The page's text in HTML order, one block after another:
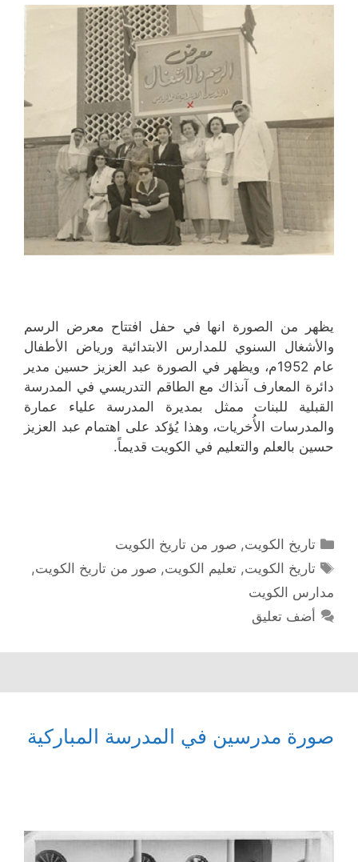
يظهر من الصورة انها في حفل افتتاح معرض الرسم
والأشغال السنوي للمدارس الابتدائية ورياض الأطفال
عام 1952م، ويظهر في الصورة عبد العزيز حسين مدير
دائرة المعارف آنذاك مع الطاقم التدريسي في المدرسة
القبلية للبنات ممثل بمديرة المدرسة علياء عمارة
والمدرسات الأُخريات، وهذا يُؤكد على اهتمام عبد العزيز
حسين بالعلم والتعليم في الكويت قديماً.
التصنيفات
تاريخ الكويت, صور من تاريخ الكويت
الوسوم
تاريخ الكويت,تعليم الكويت, صور من تاريخ الكويت,
مدارس الكويت
أضف تعليق
صورة مدرسين في المدرسة المباركية